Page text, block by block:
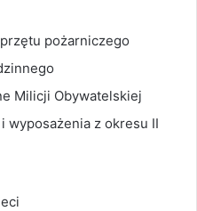
pożarniczego
Milicji Obywatelskiej
wyposażenia z okresu II